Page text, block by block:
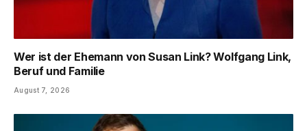
Wer ist der Ehemann von Susan Link? Wolfgang Link,
Beruf und Familie
August 7, 2026